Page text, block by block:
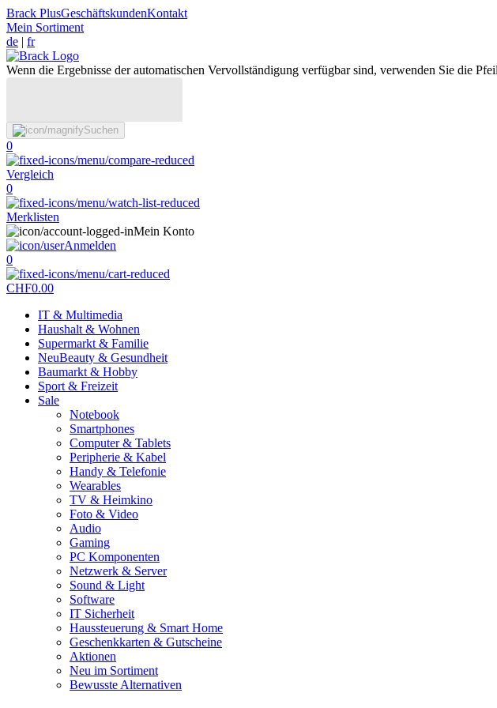
Brack PlusGeschäftskundenKontakt
Mein Sortiment
de | fr
Wenn die Ergebnisse der automatischen Vervollständigung verfügbar sind, verwenden Sie die
Suchen
0
Vergleich
0
Merklisten
Mein Konto
Anmelden
0
CHF0.00
IT & Multimedia
Haushalt & Wohnen
Supermarkt & Familie
NeuBeauty & Gesundheit
Baumarkt & Hobby
Sport & Freizeit
Sale
Notebook
Smartphones
Computer & Tablets
Peripherie & Kabel
Handy & Telefonie
Wearables
TV & Heimkino
Foto & Video
Audio
Gaming
PC Komponenten
Netzwerk & Server
Sound & Light
Software
IT Sicherheit
Haussteuerung & Smart Home
Geschenkkarten & Gutscheine
Aktionen
Neu im Sortiment
Bewusste Alternativen